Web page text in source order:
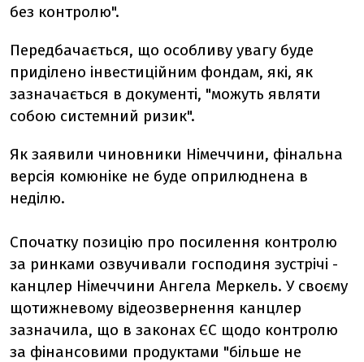
без контролю".
Передбачається, що особливу увагу буде
приділено інвестиційним фондам, які, як
зазначається в документі, "можуть являти
собою системний ризик".
Як заявили чиновники Німеччини, фінальна
версія комюніке не буде оприлюднена в
неділю.
Спочатку позицію про посилення контролю
за ринками озвучивали господиня зустрічі -
канцлер Німеччини Ангела Меркель. У своєму
щотижневому відеозвернення канцлер
зазначила, що в законах ЄС щодо контролю
за фінансовими продуктами "більше не